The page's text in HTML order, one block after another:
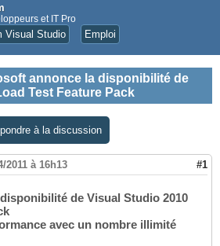
et IT Pro
Visual Studio Emploi
annonce la disponibilité de
Test Feature Pack
à la discussion
2011 à 16h13 #1
de Visual Studio 2010
avec un nombre illimité